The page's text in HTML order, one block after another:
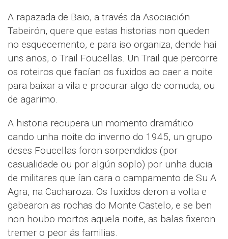
A rapazada de Baio, a través da Asociación
Tabeirón, quere que estas historias non queden
no esquecemento, e para iso organiza, dende hai
uns anos, o Trail Foucellas. Un Trail que percorre
os roteiros que facían os fuxidos ao caer a noite
para baixar a vila e procurar algo de comuda, ou
de agarimo.
A historia recupera un momento dramático
cando unha noite do inverno do 1945, un grupo
deses Foucellas foron sorpendidos (por
casualidade ou por algún soplo) por unha ducia
de militares que ían cara o campamento de Su A
Agra, na Cacharoza. Os fuxidos deron a volta e
gabearon as rochas do Monte Castelo, e se ben
non houbo mortos aquela noite, as balas fixeron
tremer o peor ás familias.